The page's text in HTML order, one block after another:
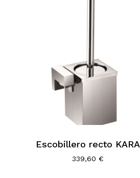
Escobillero recto KARA
339,60€